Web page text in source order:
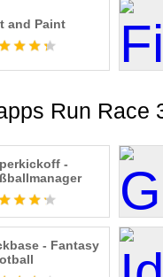
and Paint
Run Race
-
- Fantasy